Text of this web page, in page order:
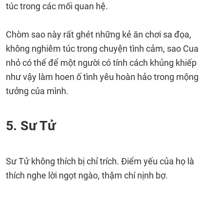
túc trong các mối quan hệ.
Chòm sao này rất ghét những kẻ ăn chơi sa đọa,
không nghiêm túc trong chuyện tình cảm, sao Cua
nhỏ có thể để một người có tính cách khủng khiếp
như vậy làm hoen ố tình yêu hoàn hảo trong mộng
tưởng của mình.
5. Sư Tử
Sư Tử không thích bị chỉ trích. Điểm yếu của họ là
thích nghe lời ngọt ngào, thậm chí nịnh bợ.